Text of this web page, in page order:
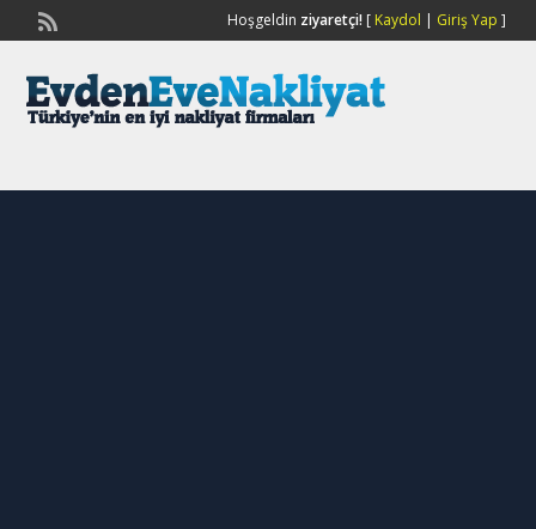
Hoşgeldin ziyaretçi![ Kaydol | Giriş Yap ]